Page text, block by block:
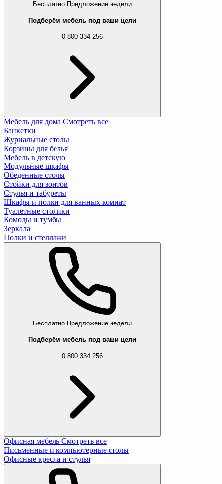
Бесплатно Предложение недели
Подберём мебель под ваши цели
0 800 334 256
Мебель для дома Смотреть все
Банкетки
Журнальные столы
Корзины для белья
Мебель в детскую
Модульные шкафы
Обеденные столы
Стойки для зонтов
Стулья и табуреты
Шкафы и полки для ванных комнат
Туалетные столики
Комоды и тумбы
Зеркала
Полки и стеллажи
Бесплатно Предложение недели
Подберём мебель под ваши цели
0 800 334 256
Офисная мебель Смотреть все
Письменные и компьютерные столы
Офисные кресла и стулья